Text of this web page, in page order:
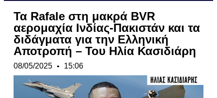
Τα Rafale στη μακρά BVR
αερομαχία Ινδίας-Πακιστάν και τα
διδάγματα για την Ελληνική
Αποτροπή – Του Ηλία Κασιδιάρη
08/05/2025 15:06